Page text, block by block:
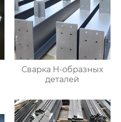
Сварка Н-образных
деталей